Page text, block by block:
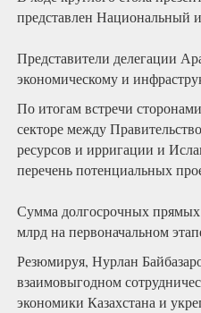
представлен Национальный
Представители делегации
экономическому и
По итогам встречи
секторе между
ресурсов и ирригации и
перечень потенциальных
Сумма долгосрочных прямых
млрд на первоначальном
Резюмируя, Нурлан
взаимовыгодном
экономики Казахстана и